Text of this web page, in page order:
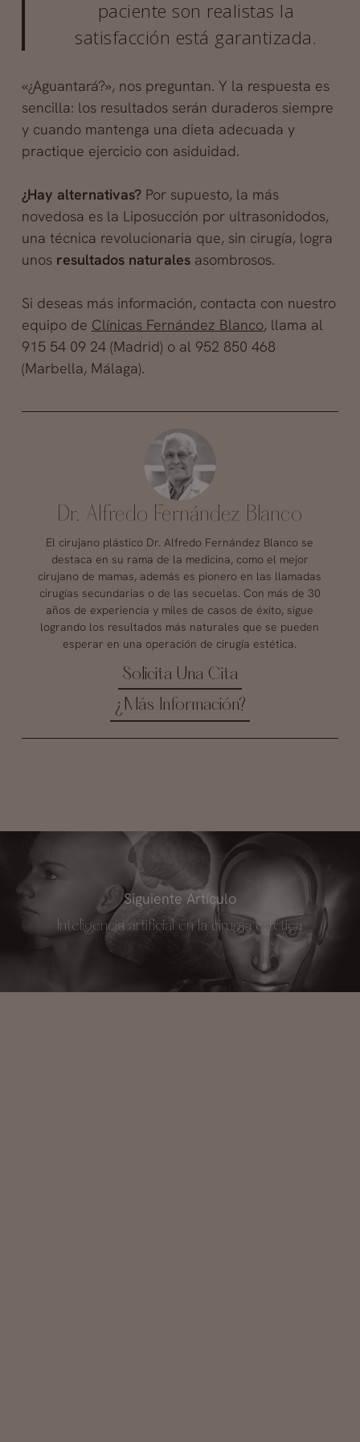
paciente son realistas la
satisfacción está garantizada.
«¿Aguantará?», nos preguntan. Y la respuesta es
sencilla: los resultados serán duraderos siempre
y cuando mantenga una dieta adecuada y
practique ejercicio con asiduidad.
¿Hay alternativas?Por supuesto, la más
novedosa es la Liposucción por ultrasonidodos,
una técnica revolucionaria que, sin cirugía, logra
unos resultados naturalesasombrosos.
Si deseas más información, contacta con nuestro
equipo de Clínicas Fernández Blanco, llama al
915 54 09 24 (Madrid) o al 952 850 468
(Marbella, Málaga).
Dr. Alfredo Fernández Blanco
El cirujano plástico Dr. Alfredo Fernández Blanco se
destaca en su rama de la medicina, como el mejor
cirujano de mamas, además es pionero en las llamadas
cirugías secundarias o de las secuelas. Con más de 30
años de experiencia y miles de casos de éxito, sigue
logrando los resultados más naturales que se pueden
esperar en una operación de cirugía estética.
Solicita Una Cita
¿Más Información?
Siguiente Artículo
Inteligencia artificial en la cirugía estética